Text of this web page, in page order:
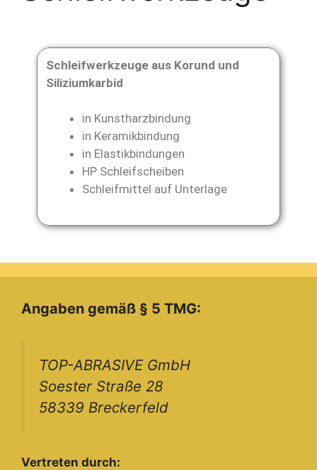
Schleifwerkzeuge aus Korund und
Siliziumkarbid
in Kunstharzbindung
in Keramikbindung
in Elastikbindungen
HP Schleifscheiben
Schleifmittel auf Unterlage
Angaben gemäß § 5 TMG:
TOP-ABRASIVE GmbH
Soester Straße 28
58339 Breckerfeld
Vertreten durch: